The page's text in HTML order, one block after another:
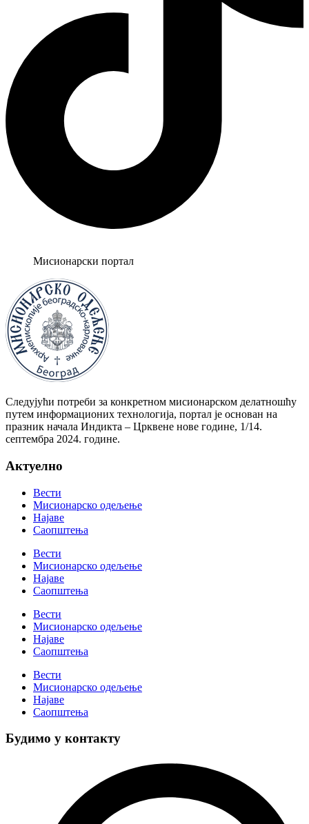
Мисионарски портал
Следујући потреби за конкретном мисионарском делатношћу
путем информационих технологија, портал је основан на
празник начала Индикта – Црквене нове године, 1/14.
септембра 2024. године.
Актуелно
Вести
Мисионарско одељење
Најаве
Саопштења
Вести
Мисионарско одељење
Најаве
Саопштења
Вести
Мисионарско одељење
Најаве
Саопштења
Вести
Мисионарско одељење
Најаве
Саопштења
Будимо у контакту